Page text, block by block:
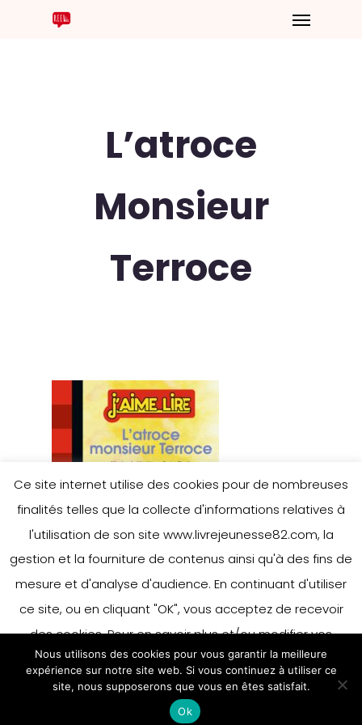
L’atroce
Monsieur
Terroce
Ce site internet utilise des cookies pour de nombreuses
finalités telles que la collecte d'informations relatives à
l'utilisation de son site www.livrejeunesse82.com, la
gestion et la fourniture de contenus ainsi qu'à des fins de
mesure et d'analyse d'audience. En continuant d'utiliser
ce site, ou en cliquant "OK", vous acceptez de recevoir
des cookies. Pour en savoir plus et/ou modifier vos
préférences en matière de cookies, merci de vous référer
à notre politique sur les cookies.
Accepter
En savoir plus
Nous utilisons des cookies pour vous garantir la meilleure
expérience sur notre site web. Si vous continuez à utiliser ce
site, nous supposerons que vous en êtes satisfait.
Ok